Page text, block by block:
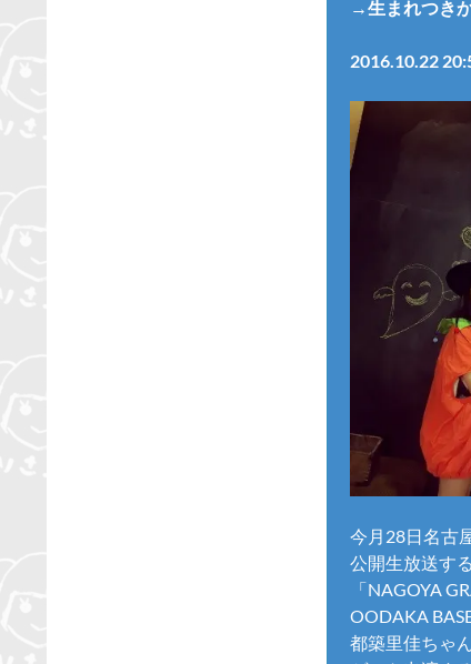
→生まれつき
2016.10.22
今月28日名古
公開生放送する
「NAGOYA
OODAKA
都築里佳ちゃ